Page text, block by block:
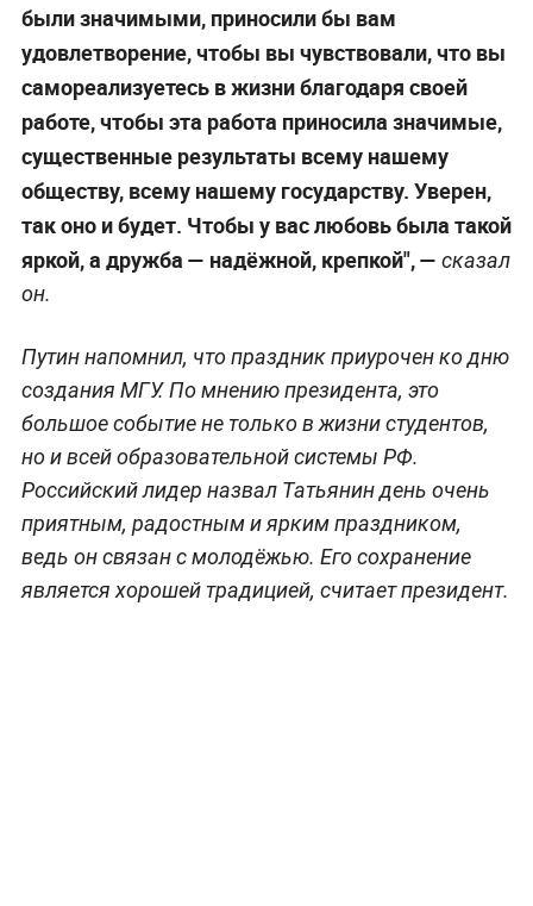
были значимыми, приносили бы вам
удовлетворение, чтобы вы чувствовали, что вы
самореализуетесь в жизни благодаря своей
работе, чтобы эта работа приносила значимые,
существенные результаты всему нашему
обществу, всему нашему государству. Уверен,
так оно и будет. Чтобы у вас любовь была такой
яркой, а дружба — надёжной, крепкой", — сказал
он.
Путин напомнил, что праздник приурочен ко дню
создания МГУ. По мнению президента, это
большое событие не только в жизни студентов,
но и всей образовательной системы РФ.
Российский лидер назвал Татьянин день очень
приятным, радостным и ярким праздником,
ведь он связан с молодёжью. Его сохранение
является хорошей традицией, считает президент.